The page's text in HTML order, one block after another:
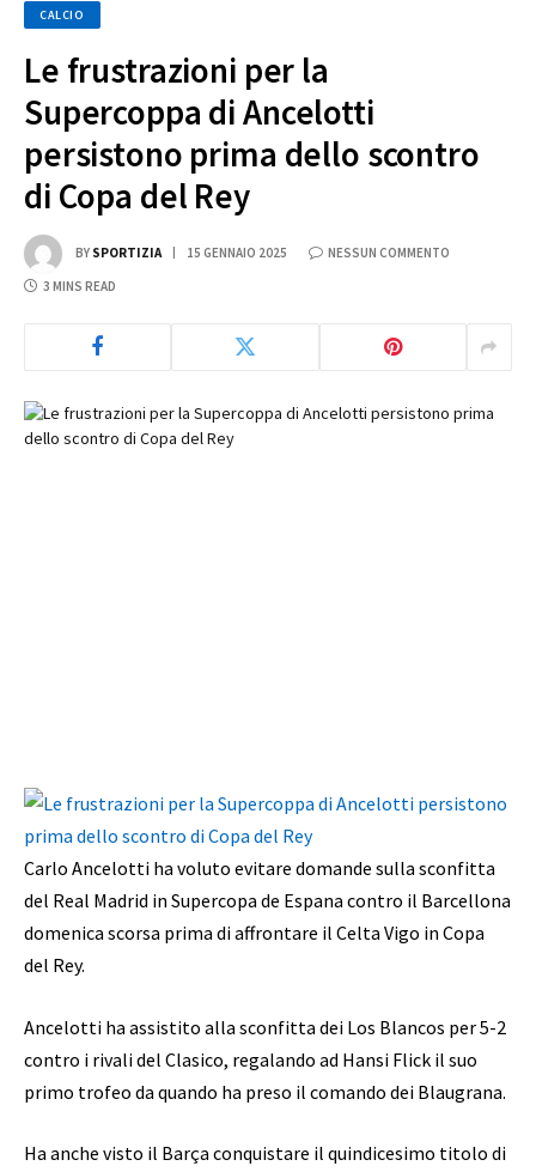
CALCIO
Le frustrazioni per la
Supercoppa di Ancelotti
persistono prima dello scontro
di Copa del Rey
BY SPORTIZIA 15 GENNAIO 2025 NESSUN COMMENTO
3 MINS READ
Carlo Ancelotti ha voluto evitare domande sulla sconfitta
del Real Madrid in Supercopa de Espana contro il Barcellona
domenica scorsa prima di affrontare il Celta Vigo in Copa
del Rey.
Ancelotti ha assistito alla sconfitta dei Los Blancos per 5-2
contro i rivali del Clasico, regalando ad Hansi Flick il suo
primo trofeo da quando ha preso il comando dei Blaugrana.
Ha anche visto il Barça conquistare il quindicesimo titolo di